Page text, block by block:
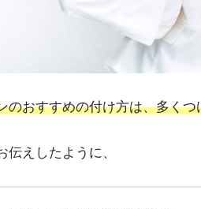
のおすすめの付け方は、多く
伝えしたように、